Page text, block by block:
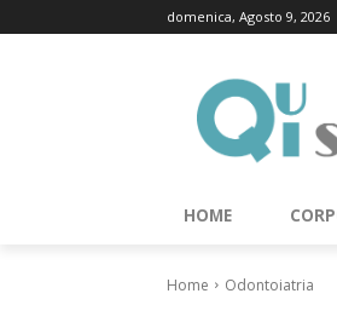
domenica, Agosto 9, 2026
HOME
Home Odontoiatria